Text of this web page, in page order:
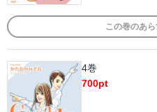
この巻のあら
4巻
700pt